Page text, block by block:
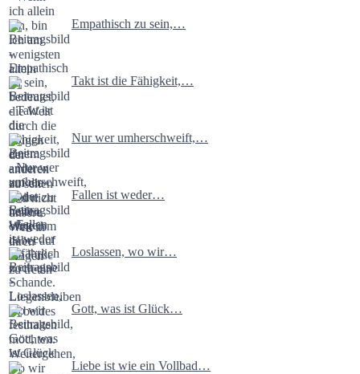
Empathisch zu sein,…
Takt ist die Fähigkeit,…
Nur wer umherschweift,…
Fallen ist weder…
Loslassen, wo wir…
Gott, was ist Glück…
Liebe ist wie ein Vollbad…